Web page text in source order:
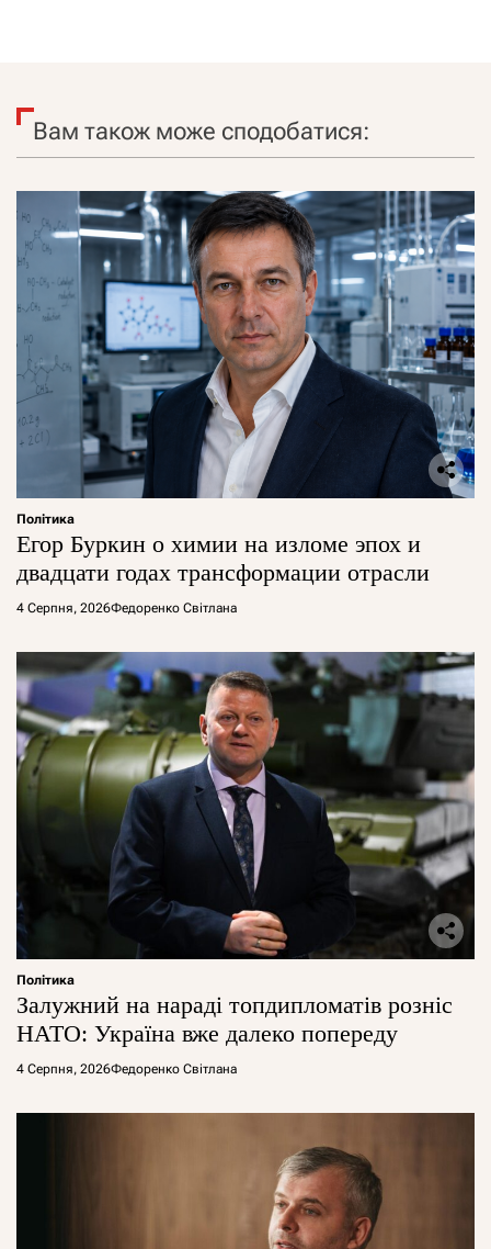
Вам також може сподобатися:
Політика
Егор Буркин о химии на изломе эпох и
двадцати годах трансформации отрасли
4 Серпня, 2026Федоренко Світлана
Політика
Залужний на нараді топдипломатів розніс
НАТО: Україна вже далеко попереду
4 Серпня, 2026Федоренко Світлана